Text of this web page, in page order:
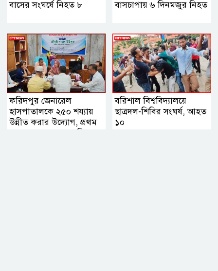
বাসের সংঘর্ষে নিহত ৮ বাসচাপায় ৬ দিনমজুর নিহত
ফরিদপুর জেনারেল
হাসপাতালকে ২৫০ শয্যায়
উন্নীত করার উদ্যোগ, প্রথম
ব্যবস্থাপনা সভায় এমপি
বরিশাল বিশ্ববিদ্যালয়ে
ছাত্রদল-শিবির সংঘর্ষ, আহত
১০